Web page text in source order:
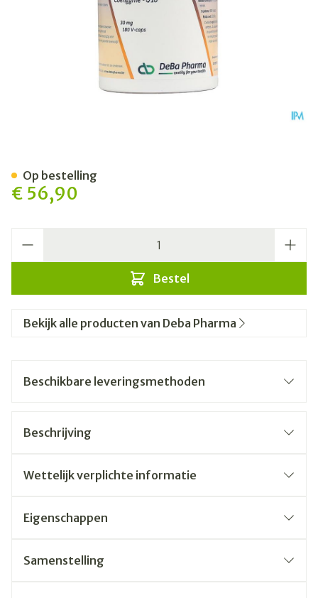
€ 56,90
Bestel
Op bestelling
Bekijk alle producten van Deba Pharma
Beschikbare leveringsmethoden
Beschrijving
Wettelijk verplichte informatie
Eigenschappen
Samenstelling